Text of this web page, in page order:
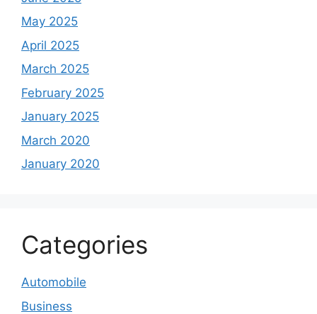
May 2025
April 2025
March 2025
February 2025
January 2025
March 2020
January 2020
Categories
Automobile
Business